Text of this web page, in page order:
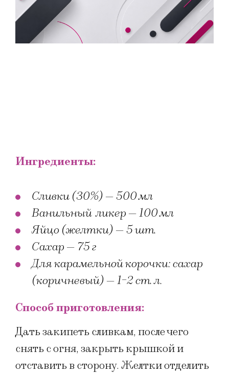
Ингредиенты:
Сливки (30%) — 500 мл
Ванильный ликер — 100 мл
Яйцо (желтки) — 5 шт.
Сахар — 75 г
Для карамельной корочки: сахар
(коричневый) — 1-2 ст. л.
Способ приготовления:
Дать закипеть сливкам, после чего
снять с огня, закрыть крышкой и
отставить в сторону. Желтки отделить